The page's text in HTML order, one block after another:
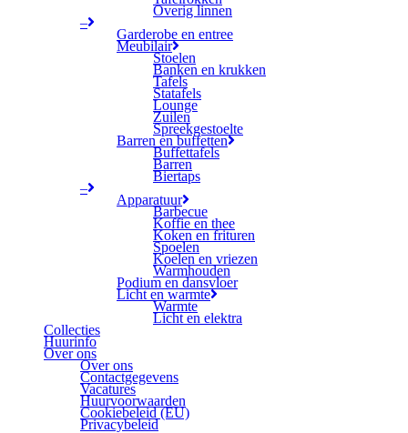
Overig linnen
–
Garderobe en entree
Meubilair
Stoelen
Banken en krukken
Tafels
Statafels
Lounge
Zuilen
Spreekgestoelte
Barren en buffetten
Buffettafels
Barren
Biertaps
–
Apparatuur
Barbecue
Koffie en thee
Koken en frituren
Spoelen
Koelen en vriezen
Warmhouden
Podium en dansvloer
Licht en warmte
Warmte
Licht en elektra
Collecties
Huurinfo
Over ons
Over ons
Contactgegevens
Vacatures
Huurvoorwaarden
Cookiebeleid (EU)
Privacybeleid